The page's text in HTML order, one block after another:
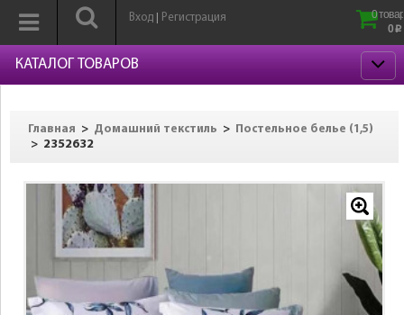
Вход Регистрация
0
0 p
КАТАЛОГ ТОВАРОВ
Главная > Домашний текстиль > Постельное белье (1,5)
> 2352632